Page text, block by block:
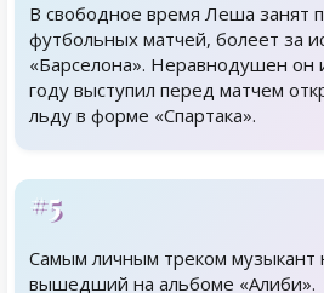
В свободное время Леша занят
футбольных матчей, болеет за
«Барселона». Неравнодушен он
году выступил перед матчем
льду в форме «Спартака».
#5
Самым личным треком музыкант
вышедший на альбоме «Алиби».